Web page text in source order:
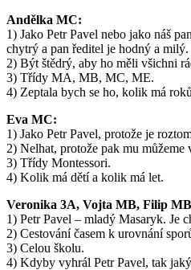
Andělka MC:
1) Jako Petr Pavel nebo jako náš
chytrý a pan ředitel je hodný a milý.
2) Být štědrý, aby ho měli všichni
3) Třídy MA, MB, MC, ME.
4) Zeptala bych se ho, kolik má
Eva MC:
1) Jako Petr Pavel, protože je
2) Nelhat, protože pak mu můžeme
3) Třídy Montessori.
4) Kolik má dětí a kolik má let.
Veronika 3A, Vojta MB, Filip MB
1) Petr Pavel – mladý Masaryk. Je
2) Cestování časem k urovnání
3) Celou školu.
4) Kdyby vyhrál Petr Pavel, tak